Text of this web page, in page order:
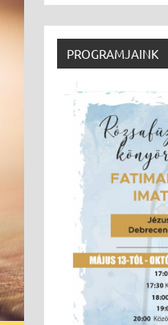
PROGRAMJAINK